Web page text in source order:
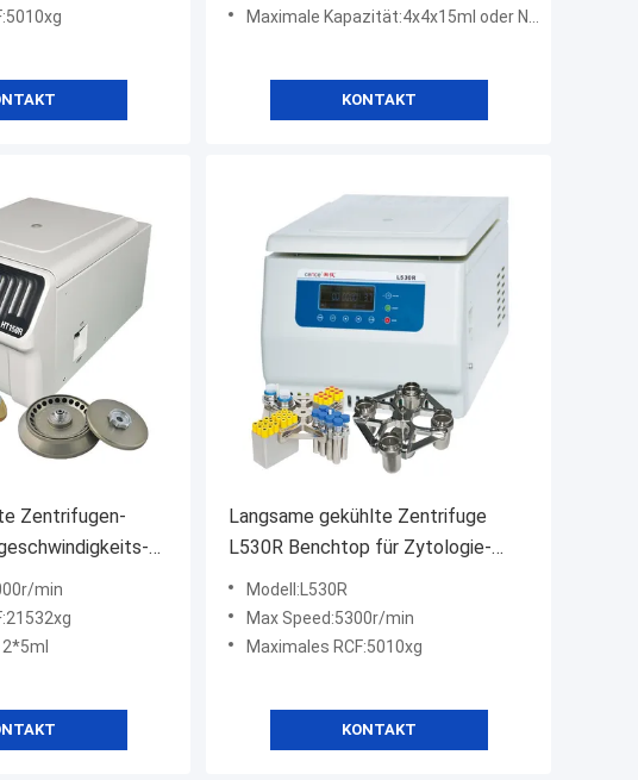
Maximale Kapazität:4x4x15ml oder Nukleinsäurerohr
KONTAKT
Zentrifugen-
min
Langsame gekühlte Zentrifuge
L530R Benchtop für Zytologie-
genetische Biologie
Modell:L530R
Max Speed:5300r/min
Maximales RCF:5010xg
KONTAKT